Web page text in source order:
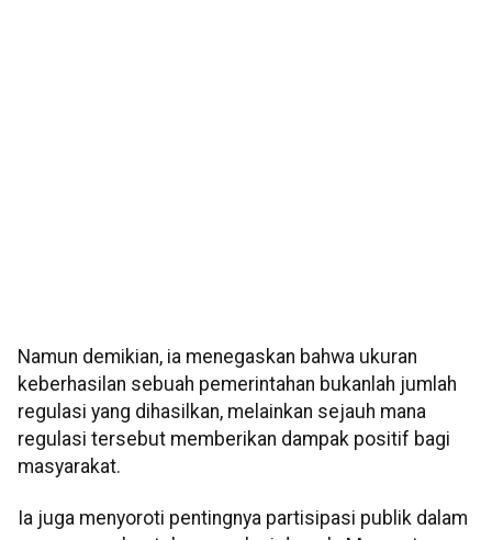
Namun demikian, ia menegaskan bahwa ukuran
keberhasilan sebuah pemerintahan bukanlah jumlah
regulasi yang dihasilkan, melainkan sejauh mana
regulasi tersebut memberikan dampak positif bagi
masyarakat.
Ia juga menyoroti pentingnya partisipasi publik dalam